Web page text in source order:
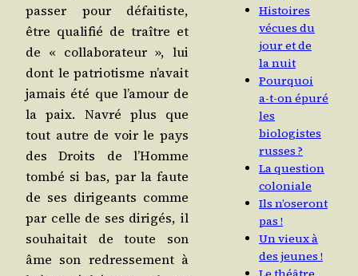
pas­ser pour défai­tiste,
être qua­li­fié de traître et
de « col­la­bo­ra­teur », lui
dont le patrio­tisme n’a­vait
jamais été que l’a­mour de
la paix. Navré plus que
tout autre de voir le pays
des Droits de l’Homme
tom­bé si bas, par la faute
de ses diri­geants comme
par celle de ses diri­gés, il
sou­hai­tait de toute son
âme son redres­se­ment à
Histoires
vécues du
jour et de
la nuit
Pourquoi
a‑t-on épuré
les
biologistes
russes ?
La question
coloniale
Ils n’oseront
pas !
Un vieux à
des jeunes !